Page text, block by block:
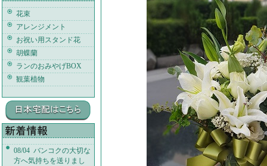
花束
アレンジメント
お祝い用スタンド花
胡蝶蘭
ランのおみやげBOX
観葉植物
08/04 バンコクの大切な
方へ気持ちを送りまし